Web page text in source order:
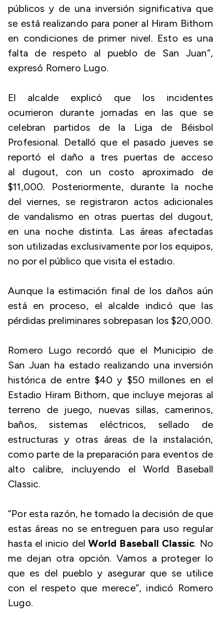
públicos y de una inversión significativa que
se está realizando para poner al Hiram Bithorn
en condiciones de primer nivel. Esto es una
falta de respeto al pueblo de San Juan”,
expresó Romero Lugo.
El alcalde explicó que los incidentes
ocurrieron durante jornadas en las que se
celebran partidos de la Liga de Béisbol
Profesional. Detalló que el pasado jueves se
reportó el daño a tres puertas de acceso
al dugout, con un costo aproximado de
$11,000. Posteriormente, durante la noche
del viernes, se registraron actos adicionales
de vandalismo en otras puertas del dugout,
en una noche distinta. Las áreas afectadas
son utilizadas exclusivamente por los equipos,
no por el público que visita el estadio.
Aunque la estimación final de los daños aún
está en proceso, el alcalde indicó que las
pérdidas preliminares sobrepasan los $20,000.
Romero Lugo recordó que el Municipio de
San Juan ha estado realizando una inversión
histórica de entre $40 y $50 millones en el
Estadio Hiram Bithorn, que incluye mejoras al
terreno de juego, nuevas sillas, camerinos,
baños, sistemas eléctricos, sellado de
estructuras y otras áreas de la instalación,
como parte de la preparación para eventos de
alto calibre, incluyendo el World Baseball
Classic.
“Por esta razón, he tomado la decisión de que
estas áreas no se entreguen para uso regular
hasta el inicio delWorld Baseball Classic. No
me dejan otra opción. Vamos a proteger lo
que es del pueblo y asegurar que se utilice
con el respeto que merece”, indicó Romero
Lugo.